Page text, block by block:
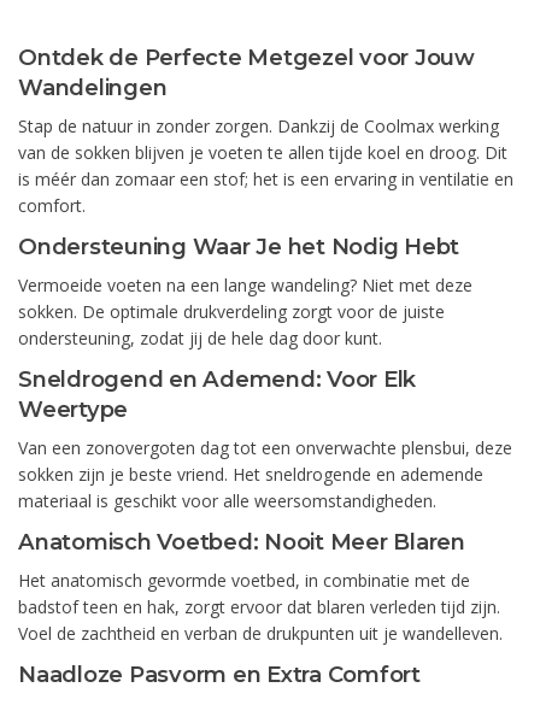
Ontdek de Perfecte Metgezel voor Jouw
Wandelingen
Stap de natuur in zonder zorgen. Dankzij de Coolmax werking
van de sokken blijven je voeten te allen tijde koel en droog. Dit
is méér dan zomaar een stof; het is een ervaring in ventilatie en
comfort.
Ondersteuning Waar Je het Nodig Hebt
Vermoeide voeten na een lange wandeling? Niet met deze
sokken. De optimale drukverdeling zorgt voor de juiste
ondersteuning, zodat jij de hele dag door kunt.
Sneldrogend en Ademend: Voor Elk
Weertype
Van een zonovergoten dag tot een onverwachte plensbui, deze
sokken zijn je beste vriend. Het sneldrogende en ademende
materiaal is geschikt voor alle weersomstandigheden.
Anatomisch Voetbed: Nooit Meer Blaren
Het anatomisch gevormde voetbed, in combinatie met de
badstof teen en hak, zorgt ervoor dat blaren verleden tijd zijn.
Voel de zachtheid en verban de drukpunten uit je wandelleven.
Naadloze Pasvorm en Extra Comfort